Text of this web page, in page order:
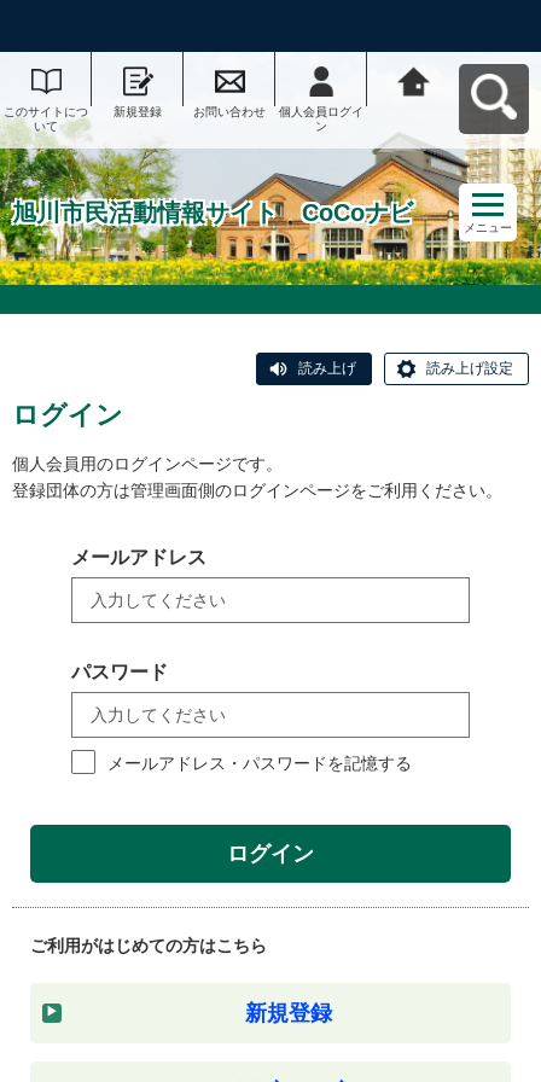
このサイトにつ
いて
新規登録 お問い合わせ
個人会員ログイ
ン
ナビへ戻る
旭川市民活動情報サイト CoCoナビ
メニュー
読み上げ 読み上げ設定
ログイン
個人会員用のログインページです。
登録団体の方は管理画面側のログインページをご利用ください。
メールアドレス
パスワード
メールアドレス・パスワードを記憶する
ログイン
ご利用がはじめての方はこちら
新規登録